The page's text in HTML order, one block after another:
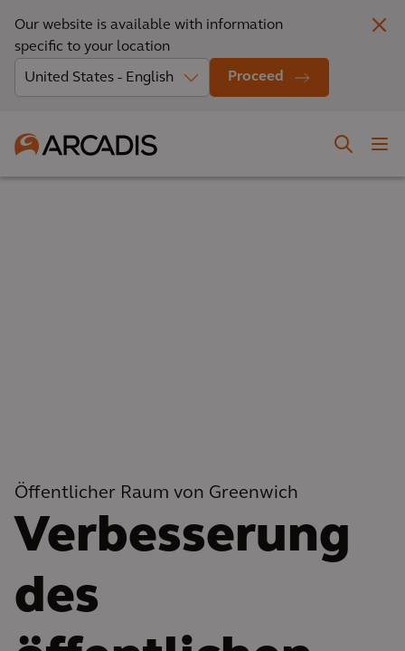
Our website is available with information
specific to your location
Proceed
Öffentlicher Raum von Greenwich
Verbesserung
des